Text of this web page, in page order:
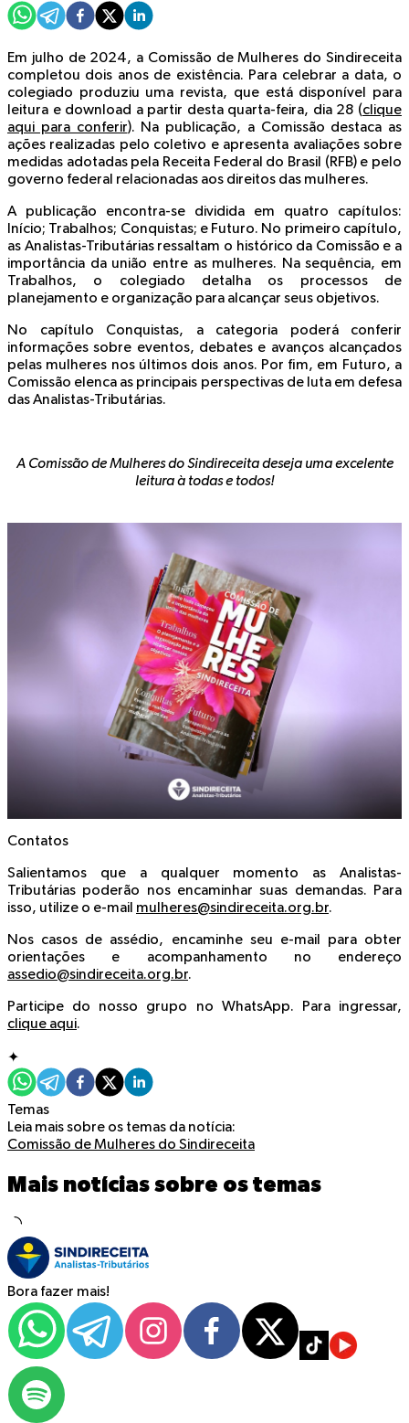
Em julho de 2024, a Comissão de Mulheres do Sindireceita
completou dois anos de existência. Para celebrar a data, o
colegiado produziu uma revista, que está disponível para
leitura e download a partir desta quarta-feira, dia 28 (clique
aqui para conferir). Na publicação, a Comissão destaca as
ações realizadas pelo coletivo e apresenta avaliações sobre
medidas adotadas pela Receita Federal do Brasil (RFB) e pelo
governo federal relacionadas aos direitos das mulheres.
A publicação encontra-se dividida em quatro capítulos:
Início; Trabalhos; Conquistas; e Futuro. No primeiro capítulo,
as Analistas-Tributárias ressaltam o histórico da Comissão e a
importância da união entre as mulheres. Na sequência, em
Trabalhos, o colegiado detalha os processos de
planejamento e organização para alcançar seus objetivos.
No capítulo Conquistas, a categoria poderá conferir
informações sobre eventos, debates e avanços alcançados
pelas mulheres nos últimos dois anos. Por fim, em Futuro, a
Comissão elenca as principais perspectivas de luta em defesa
das Analistas-Tributárias.
A Comissão de Mulheres do Sindireceita deseja uma excelente
leitura à todas e todos!
Contatos
Salientamos que a qualquer momento as Analistas-
Tributárias poderão nos encaminhar suas demandas. Para
isso, utilize o e-mail mulheres@sindireceita.org.br.
Nos casos de assédio, encaminhe seu e-mail para obter
orientações e acompanhamento no endereço
assedio@sindireceita.org.br.
Participe do nosso grupo no WhatsApp. Para ingressar,
clique aqui.
✦
Temas
Leia mais sobre os temas da notícia:
Comissão de Mulheres do Sindireceita
Mais notícias sobre os temas
Bora fazer mais!